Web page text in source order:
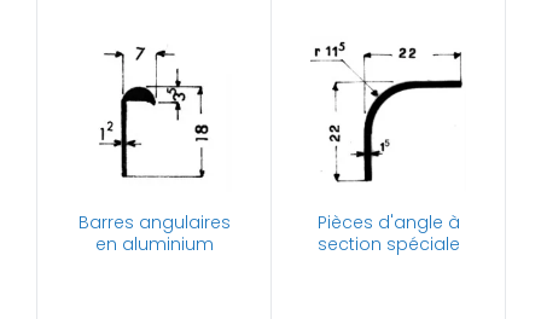
Barres angulaires
en aluminium
Pièces d'angle à
section spéciale